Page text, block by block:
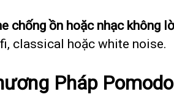
chống ồn hoặc nhạc không
classical hoặc white noise.
Pháp